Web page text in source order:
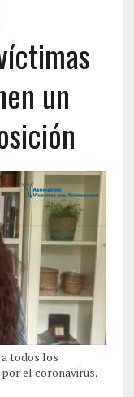
un
todos los
el coronavirus.